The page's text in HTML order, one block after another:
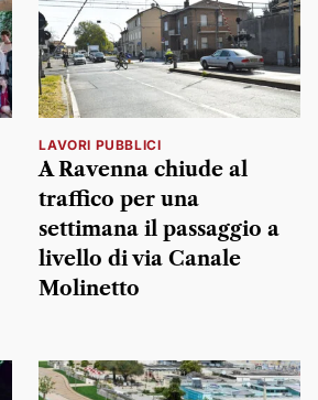
LAVORI PUBBLICI
A Ravenna chiude al
traffico per una
settimana il passaggio a
livello di via Canale
Molinetto